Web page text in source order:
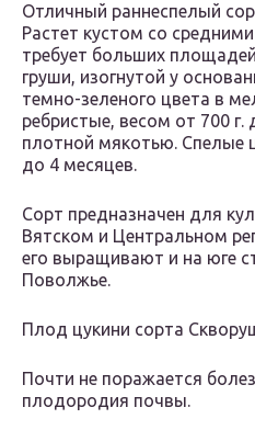
Отличный раннеспелый
Растет кустом со
требует больших
груши, изогнутой у
темно-зеленого цвета в
ребристые, весом от 700 г.
плотной мякотью. Спелые
до 4 месяцев.
Сорт предназначен для
Вятском и Центральном
его выращивают и на юге
Поволжье.
Плод цукини сорта
Почти не поражается
плодородия почвы.